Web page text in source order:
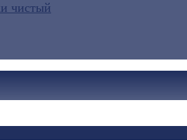
чистый